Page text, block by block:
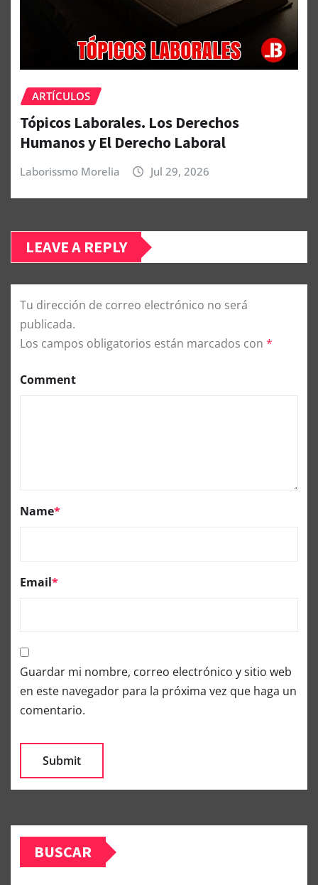
ARTÍCULOS
Tópicos Laborales. Los Derechos
Humanos y El Derecho Laboral
Laborissmo Morelia Jul 29, 2026
LEAVE A REPLY
Tu dirección de correo electrónico no será
publicada.
Los campos obligatorios están marcados con *
Comment
Name*
Email*
Guardar mi nombre, correo electrónico y sitio web
en este navegador para la próxima vez que haga un
comentario.
BUSCAR